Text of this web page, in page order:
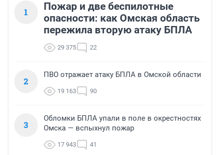
1
Пожар и две беспилотные
опасности: как Омская область
пережила вторую атаку БПЛА
29 375 22
2
ПВО отражает атаку БПЛА в Омской области
19 163 90
3
Обломки БПЛА упали в поле в окрестностях
Омска — вспыхнул пожар
17 943 41